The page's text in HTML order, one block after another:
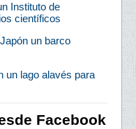
Instituto de
científicos
un barco
un lago alavés para
Facebook